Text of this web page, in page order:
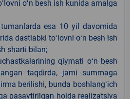
oʻn besh ish kunida amalga
esa 10 yil davomida
dastlabki toʻlovni oʻn besh ish
sharti bilan;
qiymati oʻn besh
taqdirda, jami summaga
berilishi, bunda boshlangʻich
pasaytirilgan holda realizatsiya